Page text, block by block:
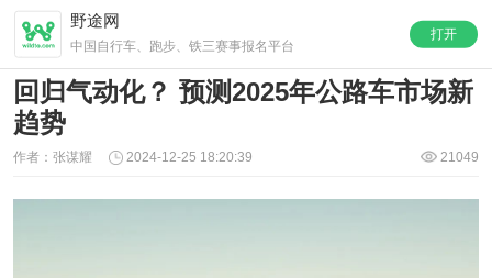
打开
野途网
中国自行车、跑步、铁三赛事报名平台
回归气动化？ 预测2025年公路车市场新
趋势
作者：张谋耀 2024-12-25 18:20:39 21049